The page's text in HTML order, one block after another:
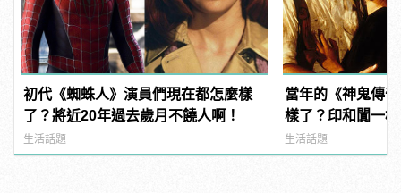
初代《蜘蛛人》演員們現在都怎麼樣
了？將近20年過去歲月不饒人啊！
生活話題
當年的《神鬼傳
樣了？印和闐一
發福！
生活話題